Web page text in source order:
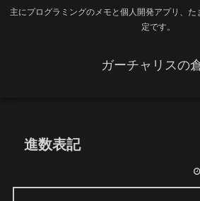
主にプログラミングのメモと個人開発アプリ、
定です。
ガーチャリスの
進数表記